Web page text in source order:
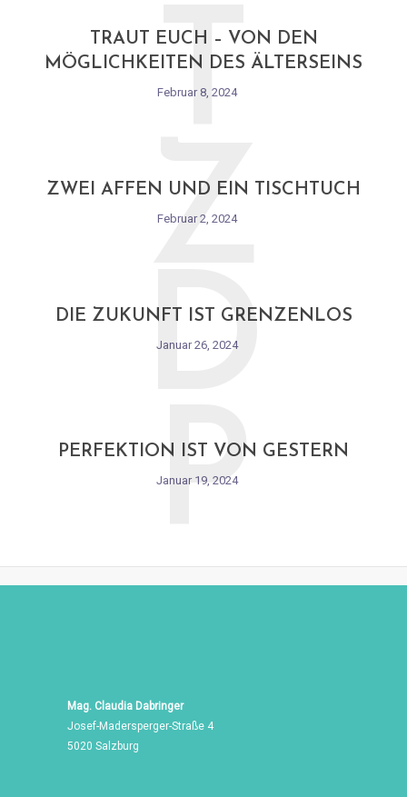
TRAUT EUCH – VON DEN
MÖGLICHKEITEN DES ÄLTERSEINS
Februar 8, 2024
T
ZWEI AFFEN UND EIN TISCHTUCH
Februar 2, 2024
Z
DIE ZUKUNFT IST GRENZENLOS
Januar 26, 2024
D
PERFEKTION IST VON GESTERN
Januar 19, 2024
P
Mag. Claudia Dabringer
Josef-Madersperger-Straße 4
5020 Salzburg